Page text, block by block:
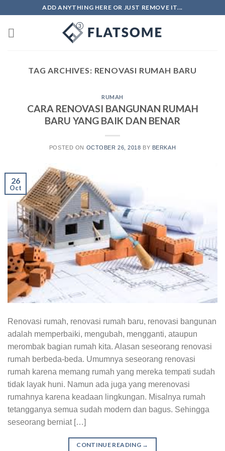
content
ADD ANYTHING HERE OR JUST REMOVE IT...
TAG ARCHIVES: RENOVASI RUMAH BARU
RUMAH
CARA RENOVASI BANGUNAN RUMAH
BARU YANG BAIK DAN BENAR
POSTED ON OCTOBER 26, 2018 BY BERKAH
26
Oct
Renovasi rumah, renovasi rumah baru, renovasi bangunan
adalah memperbaiki, mengubah, mengganti, ataupun
merombak bagian rumah kita. Alasan seseorang renovasi
rumah berbeda-beda. Umumnya seseorang renovasi
rumah karena memang rumah yang mereka tempati sudah
tidak layak huni. Namun ada juga yang merenovasi
rumahnya karena keadaan lingkungan. Misalnya rumah
tetangganya semua sudah modern dan bagus. Sehingga
seseorang berniat […]
CONTINUE READING →